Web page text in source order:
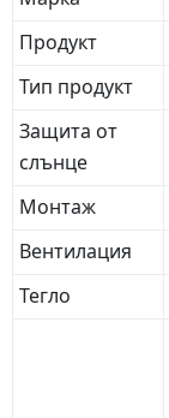
Продукт
Тип продукт
Защита от
слънце
Монтаж
Вентилация
Тегло